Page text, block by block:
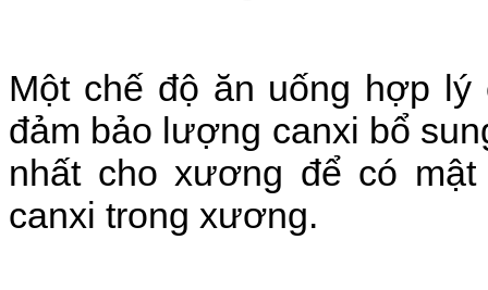
Một chế độ ăn uống hợp
đảm bảo lượng canxi bổ
nhất cho xương để có
canxi trong xương.